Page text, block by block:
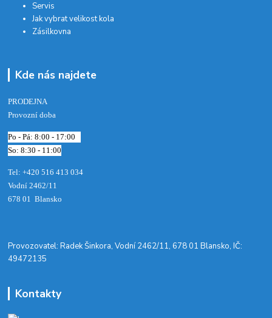
Servis
Jak vybrat velikost kola
Zásilkovna
Kde nás najdete
PRODEJNA
Provozní doba
Po - Pá: 8:00 - 17:00
So: 8:30 - 11:00
Tel: +420 516 413 034‬
Vodní 2462/11
678 01 Blansko
​Provozovatel: Radek Šinkora, Vodní 2462/11, 678 01 Blansko, IČ:
49472135
Kontakty